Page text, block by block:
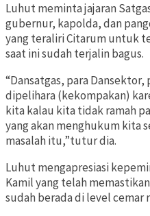
Luhut meminta jajaran
gubernur, kapolda, dan
yang teraliri Citarum untuk
saat ini sudah terjalin bagus.
“Dansatgas, para
dipelihara (kekompakan)
kita kalau kita tidak ramah
yang akan menghukum kita
masalah itu,”tutur dia.
Luhut mengapresiasi
Kamil yang telah
sudah berada di level cemar